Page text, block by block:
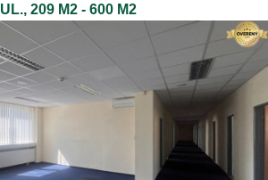
UL., 209 M2 - 600 M2